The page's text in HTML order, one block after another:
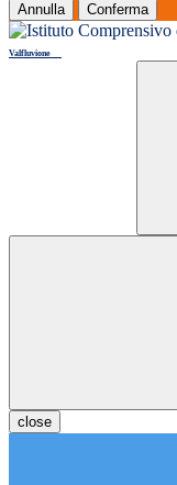
Annulla Conferma
Valfluvione
close